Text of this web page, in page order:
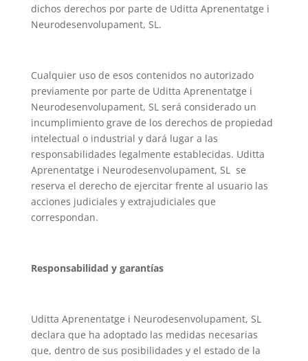
dichos derechos por parte de Uditta Aprenentatge i
Neurodesenvolupament, SL.
Cualquier uso de esos contenidos no autorizado
previamente por parte de Uditta Aprenentatge i
Neurodesenvolupament, SL será considerado un
incumplimiento grave de los derechos de propiedad
intelectual o industrial y dará lugar a las
responsabilidades legalmente establecidas. Uditta
Aprenentatge i Neurodesenvolupament, SL se
reserva el derecho de ejercitar frente al usuario las
acciones judiciales y extrajudiciales que
correspondan.
Responsabilidad y garantías
Uditta Aprenentatge i Neurodesenvolupament, SL
declara que ha adoptado las medidas necesarias
que, dentro de sus posibilidades y el estado de la